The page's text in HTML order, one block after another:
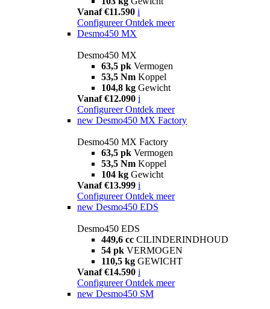
Vanaf €11.590 i
Configureer Ontdek meer
Desmo450 MX
Desmo450 MX
63,5 pk Vermogen
53,5 Nm Koppel
104,8 kg Gewicht
Vanaf €12.090 i
Configureer Ontdek meer
new Desmo450 MX Factory
Desmo450 MX Factory
63,5 pk Vermogen
53,5 Nm Koppel
104 kg Gewicht
Vanaf €13.999 i
Configureer Ontdek meer
new Desmo450 EDS
Desmo450 EDS
449,6 cc CILINDERINDHOUD
54 pk VERMOGEN
110,5 kg GEWICHT
Vanaf €14.590 i
Configureer Ontdek meer
new Desmo450 SM